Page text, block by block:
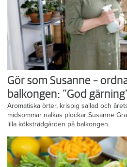
Gör som Susanne –
balkongen: ”God
Aromatiska örter, krispig sallad och
midsommar nalkas plockar Susanne
lilla köksträdgården på balkongen.